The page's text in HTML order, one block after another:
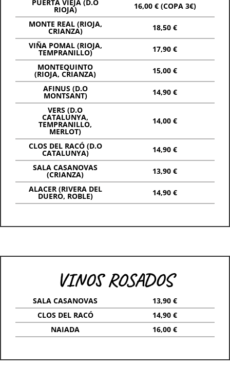
PUERTA VIEJA (D.O
RIOJA)
16,00 € (COPA 3€)
MONTE REAL (RIOJA,
CRIANZA)
18,50 €
VIÑA POMAL (RIOJA,
TEMPRANILLO)
17,90 €
MONTEQUINTO
(RIOJA, CRIANZA)
15,00 €
AFINUS (D.O
MONTSANT)
14,90 €
VERS (D.O
CATALUNYA,
TEMPRANILLO,
MERLOT)
14,00 €
CLOS DEL RACÓ (D.O
CATALUNYA)
14,90 €
SALA CASANOVAS
(CRIANZA)
13,90 €
ALACER (RIVERA DEL
DUERO, ROBLE) 14,90 €
VINOS ROSADOS
SALA CASANOVAS
13,90 €
CLOS DEL RACÓ
14,90 €
NAIADA
16,00 €